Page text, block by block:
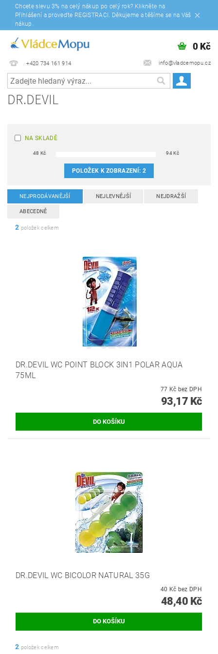
Chcete slevu 3% na celý nákup po celý rok? Klikněte na
Přihlášení a proveďte REGISTRACI. Děkujeme a těšíme se na Váš
nákup.
+420 734 161 914 info@vladcemopu.cz
0 Kč
DR.DEVIL
NA SKLADĚ
48 Kč 94Kč
POLOŽEK K ZOBRAZENÍ: 2
NEJPRODÁVANĚJŠÍ NEJLEVNĚJŠÍ NEJDRAŽŠÍ
ABECEDNĚ
2 položek celkem
DR.DEVIL WC POINT BLOCK 3IN1 POLAR AQUA
75ML
77 Kč bez DPH
93,17 Kč
DR.DEVIL WC BICOLOR NATURAL 35G
40 Kč bez DPH
48,40 Kč
2 položek celkem